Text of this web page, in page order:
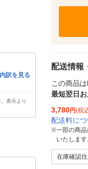
内訳を見る
表示より
配送情報
この商品は
最短翌日
3,780円(税
配送料に
※一部の商
いたします
在庫確認